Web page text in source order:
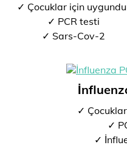
✓ Çocuklar için
✓ PCR testi
✓ Sars-Cov-2
✓
✓
✓